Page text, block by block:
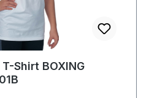
Shirt BOXING